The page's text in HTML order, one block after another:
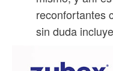
reconfortantes
sin duda